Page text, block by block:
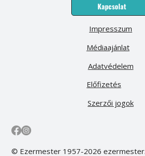
Kapcsolat
Médiaajánlat
Előfizetés
Impresszum
Adatvédelem
Szerzői jogok
© Ezermester 1957-2026